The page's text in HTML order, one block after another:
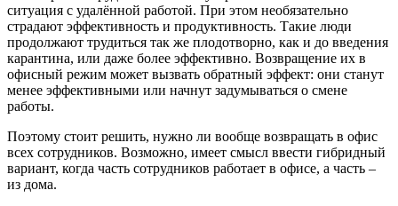
ситуация с удалённой работой. При этом необязательно
страдают эффективность и продуктивность. Такие люди
продолжают трудиться так же плодотворно, как и до введения
карантина, или даже более эффективно. Возвращение их в
офисный режим может вызвать обратный эффект: они станут
менее эффективными или начнут задумываться о смене
работы.
Поэтому стоит решить, нужно ли вообще возвращать в офис
всех сотрудников. Возможно, имеет смысл ввести гибридный
вариант, когда часть сотрудников работает в офисе, а часть –
из дома.